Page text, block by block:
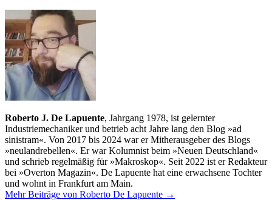
Roberto J. De Lapuente, Jahrgang 1978, ist gelernter
Industriemechaniker und betrieb acht Jahre lang den Blog »ad
sinistram«. Von 2017 bis 2024 war er Mitherausgeber des Blogs
»neulandrebellen«. Er war Kolumnist beim »Neuen Deutschland«
und schrieb regelmäßig für »Makroskop«. Seit 2022 ist er Redakteur
bei »Overton Magazin«. De Lapuente hat eine erwachsene Tochter
und wohnt in Frankfurt am Main.
Mehr Beiträge von Roberto De Lapuente →